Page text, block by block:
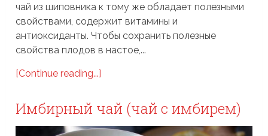
чай из шиповника к тому же обладает полезными
свойствами, содержит витамины и
антиоксиданты. Чтобы сохранить полезные
свойства плодов в настое,...
[Continue reading...]
Имбирный чай (чай с имбирем)